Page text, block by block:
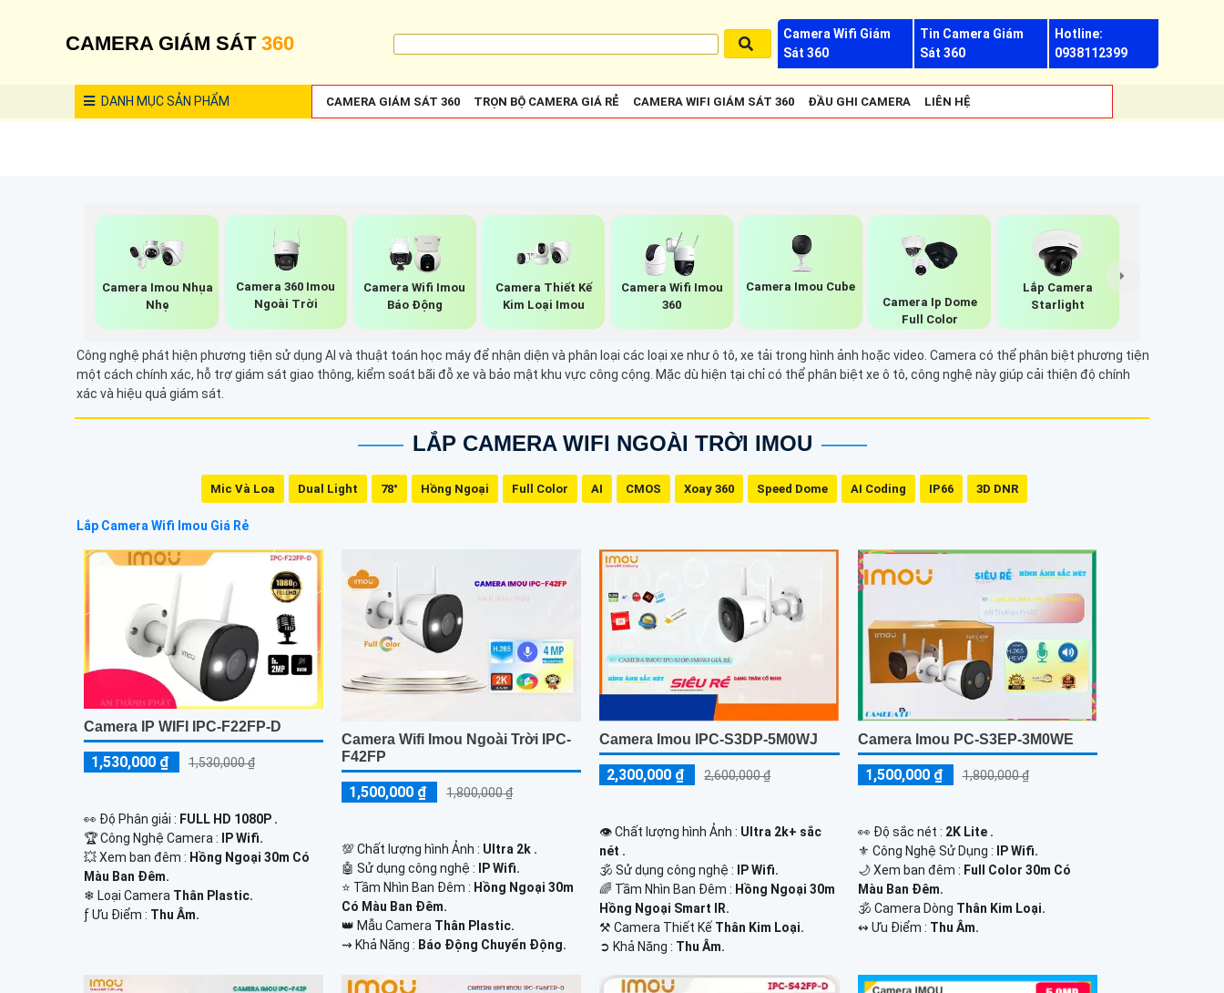
CAMERA GIÁM SÁT 360
Camera Wifi Giám
Sát 360
Tin Camera Giám
Sát 360
Hotline:
0938112399
DANH MỤCSẢN PHẨM CAMERA GIÁM SÁT 360 TRỌN BỘ CAMERA GIÁ RẺ CAMERA WIFI GIÁM SÁT 360 ĐẦU GHI CAMERA LIÊN HỆ
Camera Imou Nhụa
Nhẹ
Camera 360 Imou
Ngoài Trời
Camera Wifi Imou
Báo Động
Camera Thiết Kế
Kim Loại Imou
Camera Wifi Imou
360
Camera Imou Cube
Camera Ip Dome
Full Color
Lắp Camera
Starlight
Công nghệ phát hiện phương tiện sử dụng AI và thuật toán học máy để nhận diện và phân loại các loại xe như ô tô, xe tải trong hình ảnh hoặc video. Camera có thể phân biệt phương tiện
một cách chính xác, hỗ trợ giám sát giao thông, kiểm soát bãi đỗ xe và bảo mật khu vực công cộng. Mặc dù hiện tại chỉ có thể phân biệt xe ô tô, công nghệ này giúp cải thiện độ chính
xác và hiệu quả giám sát.
LẮP CAMERA WIFI NGOÀI TRỜI IMOU
Mic Và Loa Dual Light 78° Hồng Ngoại Full Color AI CMOS Xoay 360 Speed Dome AI Coding IP66 3D DNR
Lắp Camera Wifi Imou Giá Rẻ
Camera IP WIFI IPC-F22FP-D
1,530,000 ₫ 1,530,000 ₫
️👀 Độ Phân giải : FULL HD 1080P .
🏆 Công Nghệ Camera :
IP Wifi.
💥 Xem ban đêm : Hồng Ngoại 30m Có
Màu Ban Đêm.
❄ Loại Camera Thân Plastic.
️ƒ Ưu Điểm : Thu Âm.
Camera Wifi Imou Ngoài Trời IPC-
F42FP
1,500,000 ₫ 1,800,000 ₫
💯 Chất lượng hình Ảnh : Ultra 2k .
🤖️ Sử dụng công nghệ :
IP Wifi.
⭐ Tầm Nhìn Ban Đêm : Hồng Ngoại 30m
Có Màu Ban Đêm.
👑 Mẫu Camera Thân Plastic.
️⇝ Khả Năng : Báo Động Chuyển Động.
Camera Imou IPC-S3DP-5M0WJ
2,300,000 ₫ 2,600,000 ₫
👁 Chất lượng hình Ảnh : Ultra 2k+ sắc
nét .
🕉️ Sử dụng công nghệ :
IP Wifi.
🌈 Tầm Nhìn Ban Đêm : Hồng Ngoại 30m
Hồng Ngoại Smart IR.
⚒ Camera Thiết Kế Thân Kim Loại.
️➲ Khả Năng : Thu Âm.
Camera Imou PC-S3EP-3M0WE
1,500,000 ₫ 1,800,000 ₫
️👀 Độ sắc nét : 2K Lite .
⚜️ Công Nghệ Sử Dụng :
IP Wifi.
🌙 Xem ban đêm : Full Color 30m Có
Màu Ban Đêm.
🕉️ Camera Dòng Thân Kim Loại.
️↭ Ưu Điểm : Thu Âm.